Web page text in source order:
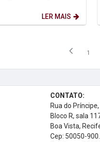
Estudantil...LER MAIS
1
CONTATO:
Rua do
Bloco R, sala
Boa Vista,
Cep: 50050-900.